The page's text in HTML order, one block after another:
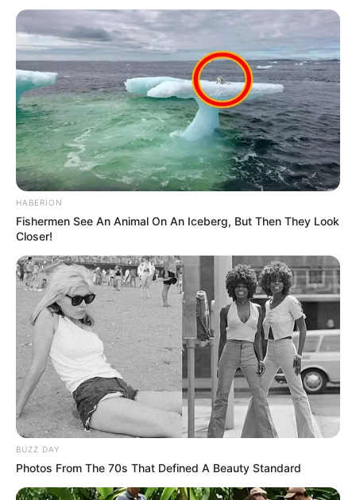
HABERION
Fishermen See An Animal On An Iceberg, But Then They Look
Closer!
BUZZ DAY
Photos From The 70s That Defined A Beauty Standard